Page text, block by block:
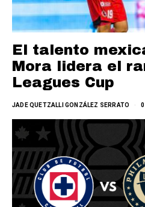
El talento
Mora lidera el
Leagues Cup
JADE QUETZALLI GONZÁLEZ SERRATO